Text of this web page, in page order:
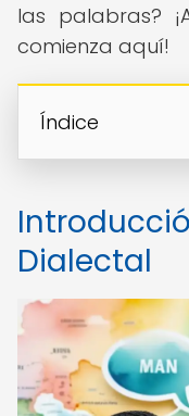
las palabras?
comienza aquí!
Índice
Dialectal